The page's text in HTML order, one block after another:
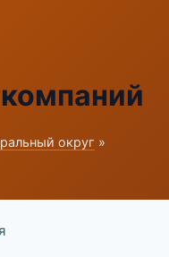
округ »